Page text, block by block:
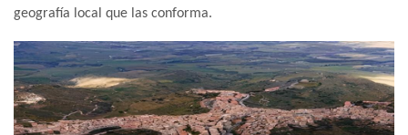
geografía local que las conforma.